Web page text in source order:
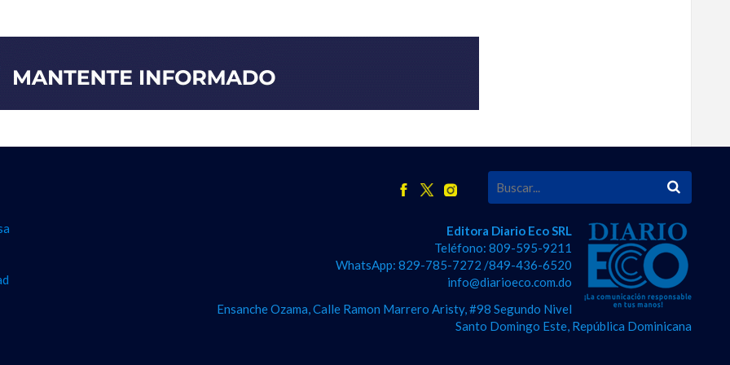
Editora Diario Eco SRL
Teléfono: 809-595-9211
WhatsApp: 829-785-7272 /849-436-6520
info@diarioeco.com.do
Ensanche Ozama, Calle Ramon Marrero Aristy, #98 Segundo Nivel
Santo Domingo Este, República Dominicana